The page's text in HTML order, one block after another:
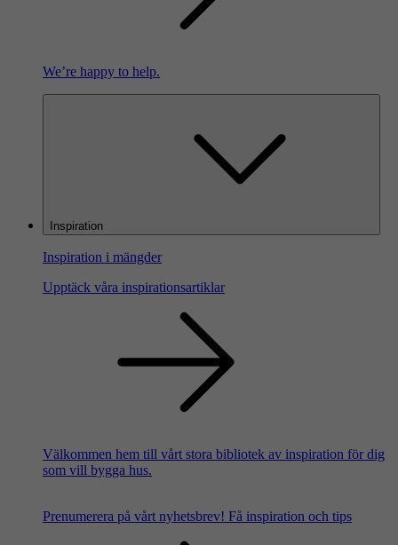
We’re happy to help.
Inspiration
Inspiration i mängder
Upptäck våra inspirationsartiklar
Välkommen hem till vårt stora bibliotek av inspiration för dig
som vill bygga hus.
Prenumerera på vårt nyhetsbrev! Få inspiration och tips